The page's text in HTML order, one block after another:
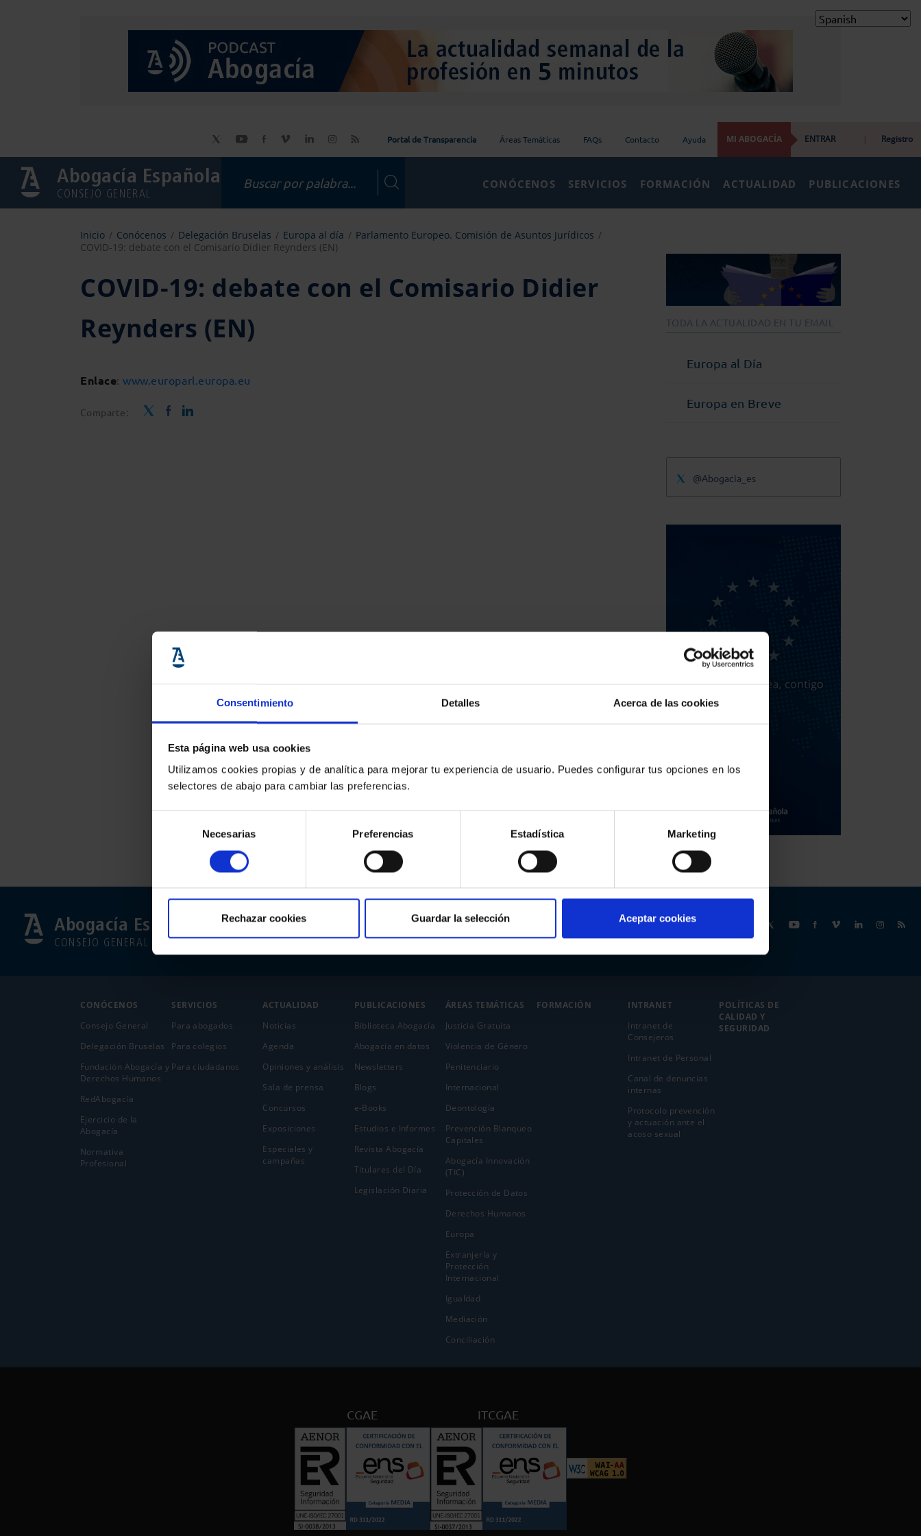
Consentimiento Detalles Acerca de las cookies
Esta página web usa cookies
Utilizamos cookies propias y de analítica para mejorar tu experiencia de usuario. Puedes configurar tus opciones en los
selectores de abajo para cambiar las preferencias.
consentimiento
Necesarias Preferencias Estadística Marketing
Rechazar cookies Guardar la selección Aceptar cookies
Portal de Transparencia Áreas Temáticas FAQs Contacto Ayuda MI ABOGACÍA ENTRAR | Registro
Abogacía Española
CONSEJO GENERAL
CONÓCENOS SERVICIOS FORMACIÓN ACTUALIDAD PUBLICACIONES
Inicio Conócenos Delegación Bruselas Europa al día
Parlamento Europeo. Comisión de Asuntos Jurídicos
COVID-19: debate con el Comisario Didier Reynders (EN)
COVID-19: debate con el Comisario Didier
Reynders (EN)
Enlace:www.europarl.europa.eu
Comparte:
TODA LA ACTUALIDAD EN TU EMAIL
Europa al Día
Europa en Breve
@Abogacia_es
Abogacía Española
CONSEJO GENERAL
CONÓCENOS
Consejo General
Delegación Bruselas
Fundación Abogacía y
Derechos Humanos
RedAbogacía
Ejercicio de la
Abogací­a
Normativa
Profesional
SERVICIOS
Para abogados
Para colegios
Para ciudadanos
ACTUALIDAD
Noticias
Agenda
Opiniones y análisis
Sala de prensa
Concursos
Exposiciones
Especiales y
campañas
PUBLICACIONES
Biblioteca Abogacía
Abogacía en datos
Newsletters
Blogs
e-Books
Estudios e Informes
Revista Abogacía
Titulares del Día
Legislación Diaria
ÁREAS TEMÁTICAS
Justicia Gratuita
Violencia de Género
Penitenciario
Internacional
Deontología
Prevención Blanqueo
Capitales
Abogacía Innovación
(TIC)
Protección de Datos
Derechos Humanos
Europa
Extranjería y
Protección
Internacional
Igualdad
Mediación
Conciliación
FORMACIÓN
INTRANET
Intranet de
Consejeros
Intranet de Personal
Canal de denuncias
internas
Protocolo prevención
y actuación ante el
acoso sexual
POLÍTICAS DE
CALIDAD Y
SEGURIDAD
CGAE ITCGAE